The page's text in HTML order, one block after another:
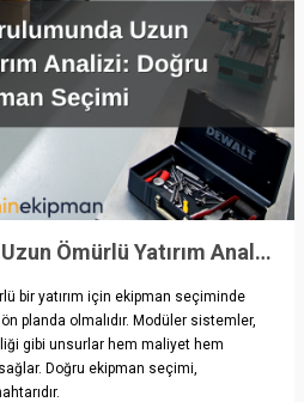
Atölye Kurulumunda Uzun Ömürlü Yatırım Analizi: Doğru Ekipman Seçimi
bir yatırım için ekipman seçiminde
planda olmalıdır. Modüler sistemler,
gibi unsurlar hem maliyet hem
Doğru ekipman seçimi,